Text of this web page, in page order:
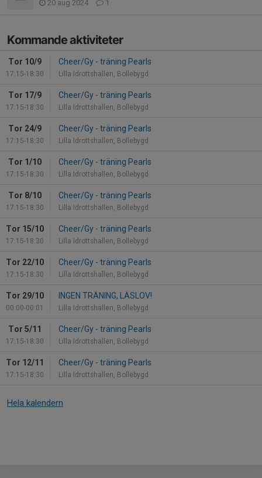
20 aug 2024 1
Kommande aktiviteter
Tor 10/9
17:15-18:30
Cheer/Gy - träning Pearls
Lilla Idrottshallen, Bollebygd
Tor 17/9
17:15-18:30
Cheer/Gy - träning Pearls
Lilla Idrottshallen, Bollebygd
Tor 24/9
17:15-18:30
Cheer/Gy - träning Pearls
Lilla Idrottshallen, Bollebygd
Tor 1/10
17:15-18:30
Cheer/Gy - träning Pearls
Lilla Idrottshallen, Bollebygd
Tor 8/10
17:15-18:30
Cheer/Gy - träning Pearls
Lilla Idrottshallen, Bollebygd
Tor 15/10
17:15-18:30
Cheer/Gy - träning Pearls
Lilla Idrottshallen, Bollebygd
Tor 22/10
17:15-18:30
Cheer/Gy - träning Pearls
Lilla Idrottshallen, Bollebygd
Tor 29/10
00:00-00:01
INGEN TRÄNING, LÄSLOV!
Lilla Idrottshallen, Bollebygd
Tor 5/11
17:15-18:30
Cheer/Gy - träning Pearls
Lilla Idrottshallen, Bollebygd
Tor 12/11
17:15-18:30
Cheer/Gy - träning Pearls
Lilla Idrottshallen, Bollebygd
Hela kalendern